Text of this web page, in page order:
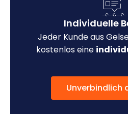
Individuelle
Jeder Kunde aus
kostenlos eine
Unverbindlich